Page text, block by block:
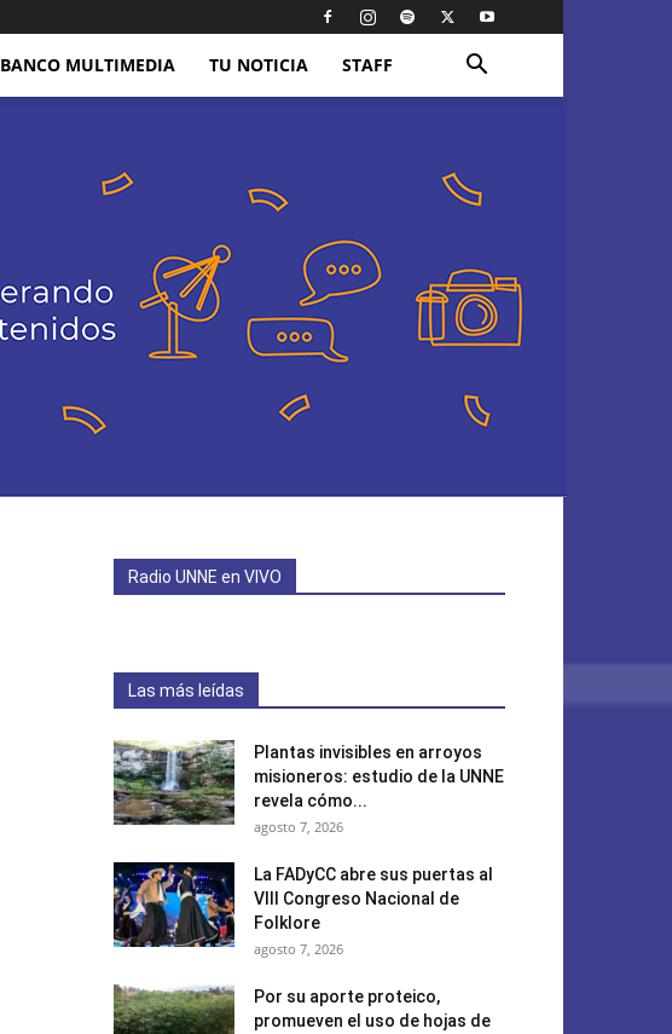
BANCO MULTIMEDIA TU NOTICIA STAFF
Radio UNNE en VIVO
Las más leídas
Plantas invisibles en arroyos
misioneros: estudio de la UNNE
revela cómo...
agosto 7, 2026
La FADyCC abre sus puertas al
VIII Congreso Nacional de
Folklore
agosto 7, 2026
Por su aporte proteico,
promueven el uso de hojas de